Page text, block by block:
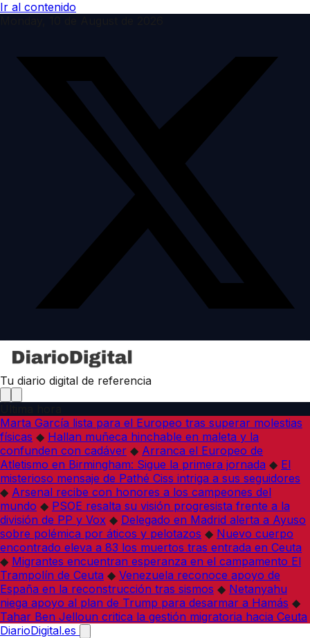
Ir al contenido
Tu diario digital de referencia
Marta García lista para el Europeo tras superar molestias
físicas ◆ Hallan muñeca hinchable en maleta y la
confunden con cadáver ◆ Arranca el Europeo de
Atletismo en Birmingham: Sigue la primera jornada ◆ El
misterioso mensaje de Pathé Ciss intriga a sus seguidores
◆ Arsenal recibe con honores a los campeones del
mundo ◆ PSOE resalta su visión progresista frente a la
división de PP y Vox ◆ Delegado en Madrid alerta a Ayuso
sobre polémica por áticos y pelotazos ◆ Nuevo cuerpo
encontrado eleva a 83 los muertos tras entrada en Ceuta
◆ Migrantes encuentran esperanza en el campamento El
Trampolín de Ceuta ◆ Venezuela reconoce apoyo de
España en la reconstrucción tras sismos ◆ Netanyahu
niega apoyo al plan de Trump para desarmar a Hamás ◆
Tahar Ben Jelloun critica la gestión migratoria hacia Ceuta
DiarioDigital.es